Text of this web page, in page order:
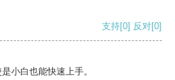
支持[0] 反对[0]
小白也能快速上手。